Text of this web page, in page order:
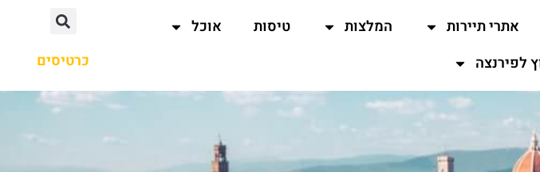
אתרי תיירות המלצות טיסות
אוכל
לפירנצה
כרטיסים